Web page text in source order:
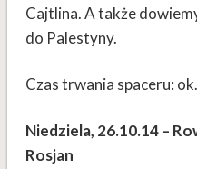
Cajtlina. A także
do Palestyny.
Czas trwania spaceru:
Niedziela, 26.10.14 –
Rosjan